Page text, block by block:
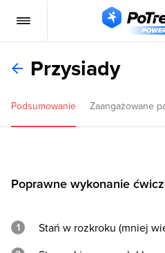
Przysiady
Podsumowanie Zaangażowane
Poprawne wykonanie
Stań w rozkroku (mniej